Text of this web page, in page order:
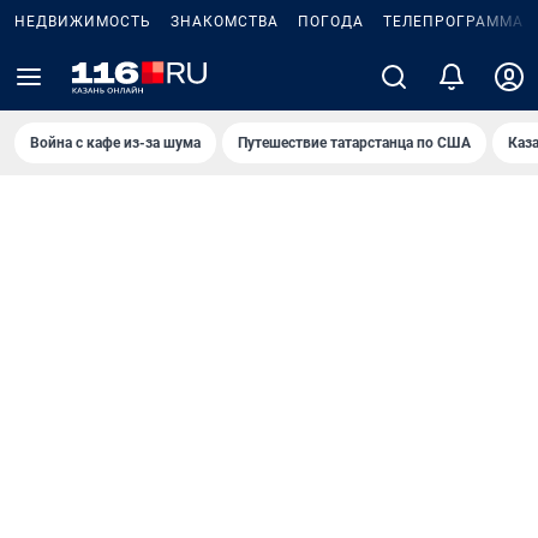
НЕДВИЖИМОСТЬ ЗНАКОМСТВА ПОГОДА ТЕЛЕПРОГРАММА
Война с кафе из-за шума Путешествие татарстанца по США